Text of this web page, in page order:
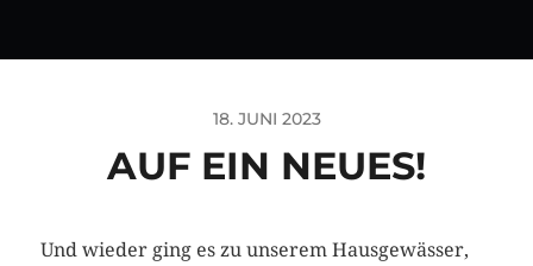
18. JUNI 2023
AUF EIN NEUES!
Und wieder ging es zu unserem Hausgewässer,